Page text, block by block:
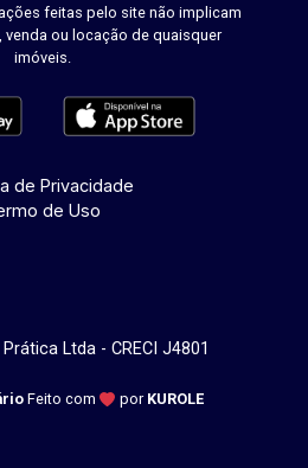
feitas pelo site não implicam
venda ou locação de quaisquer
imóveis.
de Privacidade
de Uso
Ltda - CRECI J4801
Feito com por KUROLE